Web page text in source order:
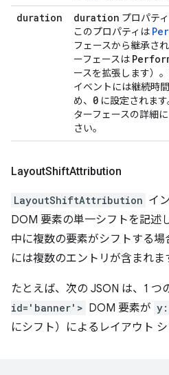
duration duration プロパテ
このプロパティは
フェースから継承さ
ーフェースは
ースを拡張します）
イベントには継続時
め、 0 に設定されます
ターフェースの詳細に
さい。
LayoutShiftAttribution
LayoutShiftAttribution イ
DOM 要素の単一シフトを記述
中に複数の要素がシフトする場
には複数のエントリが含まれま
たとえば、次の JSON は、1 つ
id='banner'> DOM 要素が
にシフト）によるレイアウト シ